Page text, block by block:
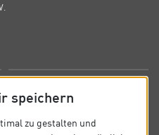
speichern
zu gestalten und